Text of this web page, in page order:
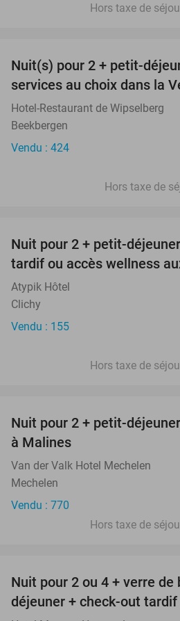
Hors taxe de
Nuit(s) pour 2 + petit-
services au choix dans la
Hotel-Restaurant de Wipselberg
Beekbergen
Vendu : 424
Hors taxe de
Nuit pour 2 + petit-
tardif ou accès wellness
Atypik Hôtel
Clichy
Vendu : 155
Hors taxe de
Nuit pour 2 + petit-
à Malines
Van der Valk Hotel Mechelen
Mechelen
Vendu : 770
Hors taxe de
Nuit pour 2 ou 4 + verre
déjeuner + check-out